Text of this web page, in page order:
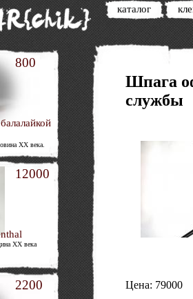
каталог
Шпага
службы
Цена: 79000
800
XX века.
12000
XX века
2200